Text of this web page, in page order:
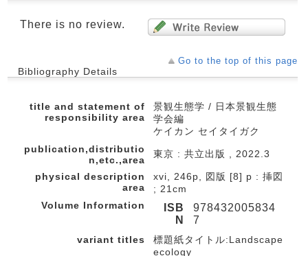
There is no review.
Go to the top of this page
Bibliography Details
title and statement of
responsibility area
景観生態学 / 日本景観生態
学会編
ケイカン セイタイガク
publication,distributio
n,etc.,area
東京 : 共立出版 , 2022.3
physical description
area
xvi, 246p, 図版 [8] p : 挿図
; 21cm
Volume Information
ISB
N
978432005834
7
variant titles
標題紙タイトル:Landscape
ecology